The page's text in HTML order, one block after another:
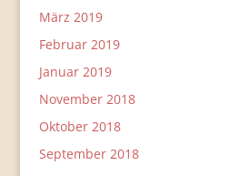
März 2019
Februar 2019
Januar 2019
November 2018
Oktober 2018
September 2018